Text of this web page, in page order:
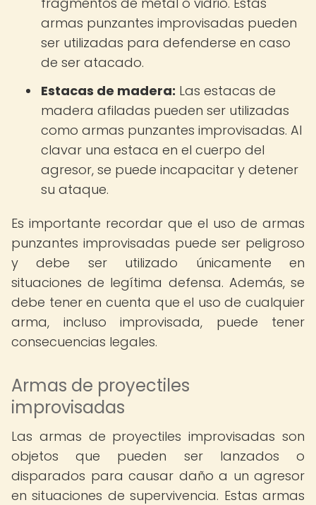
armas punzantes improvisadas pueden
ser utilizadas para defenderse en caso
de ser atacado.
Estacas de madera: Las estacas de
madera afiladas pueden ser utilizadas
como armas punzantes improvisadas. Al
clavar una estaca en el cuerpo del
agresor, se puede incapacitar y detener
su ataque.
Es importante recordar que el uso de armas
punzantes improvisadas puede ser peligroso
y debe ser utilizado únicamente en
situaciones de legítima defensa. Además, se
debe tener en cuenta que el uso de cualquier
arma, incluso improvisada, puede tener
consecuencias legales.
Armas de proyectiles
improvisadas
Las armas de proyectiles improvisadas son
objetos que pueden ser lanzados o
disparados para causar daño a un agresor
en situaciones de supervivencia. Estas armas